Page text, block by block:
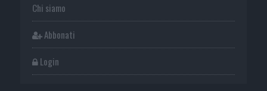
Chi siamo
Abbonati
Login